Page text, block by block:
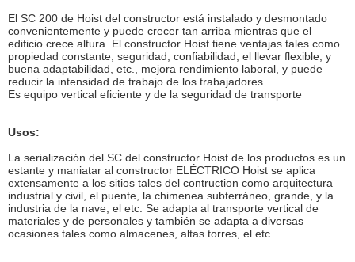
El SC 200 de Hoist del constructor está instalado y desmontado
convenientemente y puede crecer tan arriba mientras que el
edificio crece altura. El constructor Hoist tiene ventajas tales como
propiedad constante, seguridad, confiabilidad, el llevar flexible, y
buena adaptabilidad, etc., mejora rendimiento laboral, y puede
reducir la intensidad de trabajo de los trabajadores.
Es equipo vertical eficiente y de la seguridad de transporte
Usos:
La serialización del SC del constructor Hoist de los productos es un
estante y maniatar al constructor ELÉCTRICO Hoist se aplica
extensamente a los sitios tales del contruction como arquitectura
industrial y civil, el puente, la chimenea subterráneo, grande, y la
industria de la nave, el etc. Se adapta al transporte vertical de
materiales y de personales y también se adapta a diversas
ocasiones tales como almacenes, altas torres, el etc.